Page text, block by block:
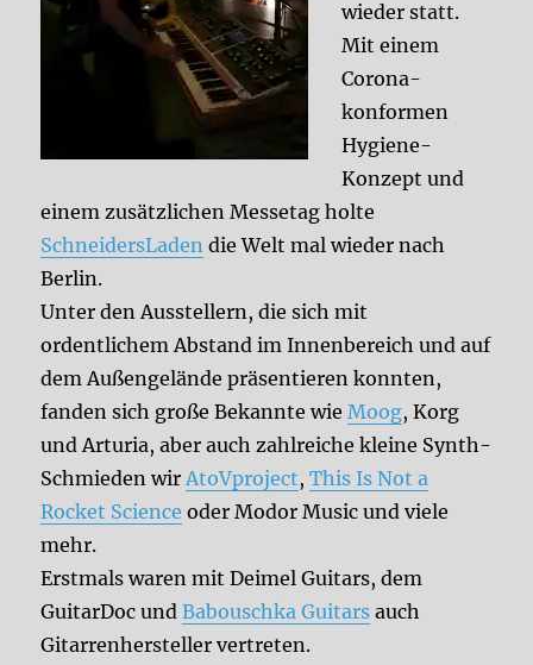
wieder statt.
Mit einem
Corona-
konformen
Hygiene-
Konzept und
einem zusätzlichen Messetag holte
SchneidersLaden die Welt mal wieder nach
Berlin.
Unter den Ausstellern, die sich mit
ordentlichem Abstand im Innenbereich und auf
dem Außengelände präsentieren konnten,
fanden sich große Bekannte wie Moog, Korg
und Arturia, aber auch zahlreiche kleine Synth-
Schmieden wir AtoVproject,This Is Not a
Rocket Science oder Modor Music und viele
mehr.
Erstmals waren mit Deimel Guitars, dem
GuitarDoc undBabouschka Guitars auch
Gitarrenhersteller vertreten.